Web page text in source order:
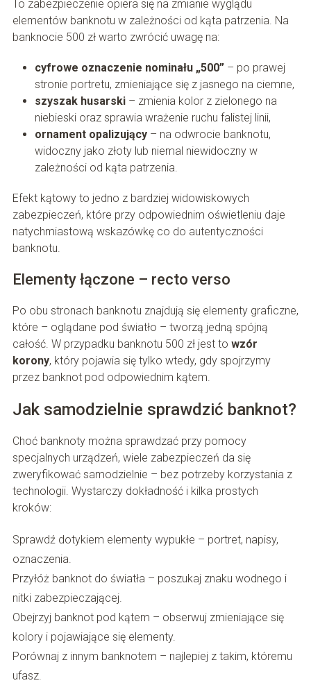
To zabezpieczenie opiera się na zmianie wyglądu
elementów banknotu w zależności od kąta patrzenia. Na
banknocie 500 zł warto zwrócić uwagę na:
cyfrowe oznaczenie nominału „500”– po prawej
stronie portretu, zmieniające się z jasnego na ciemne,
szyszak husarski– zmienia kolor z zielonego na
niebieski oraz sprawia wrażenie ruchu falistej linii,
ornament opalizujący– na odwrocie banknotu,
widoczny jako złoty lub niemal niewidoczny w
zależności od kąta patrzenia.
Efekt kątowy to jedno z bardziej widowiskowych
zabezpieczeń, które przy odpowiednim oświetleniu daje
natychmiastową wskazówkę co do autentyczności
banknotu.
Elementy łączone – recto verso
Po obu stronach banknotu znajdują się elementy graficzne,
które – oglądane pod światło – tworzą jedną spójną
całość. W przypadku banknotu 500 zł jest to wzór
korony, który pojawia się tylko wtedy, gdy spojrzymy
przez banknot pod odpowiednim kątem.
Jak samodzielnie sprawdzić banknot?
Choć banknoty można sprawdzać przy pomocy
specjalnych urządzeń, wiele zabezpieczeń da się
zweryfikować samodzielnie – bez potrzeby korzystania z
technologii. Wystarczy dokładność i kilka prostych
kroków:
Sprawdź dotykiem elementy wypukłe – portret, napisy,
oznaczenia.
Przyłóż banknot do światła – poszukaj znaku wodnego i
nitki zabezpieczającej.
Obejrzyj banknot pod kątem – obserwuj zmieniające się
kolory i pojawiające się elementy.
Porównaj z innym banknotem – najlepiej z takim, któremu
ufasz.